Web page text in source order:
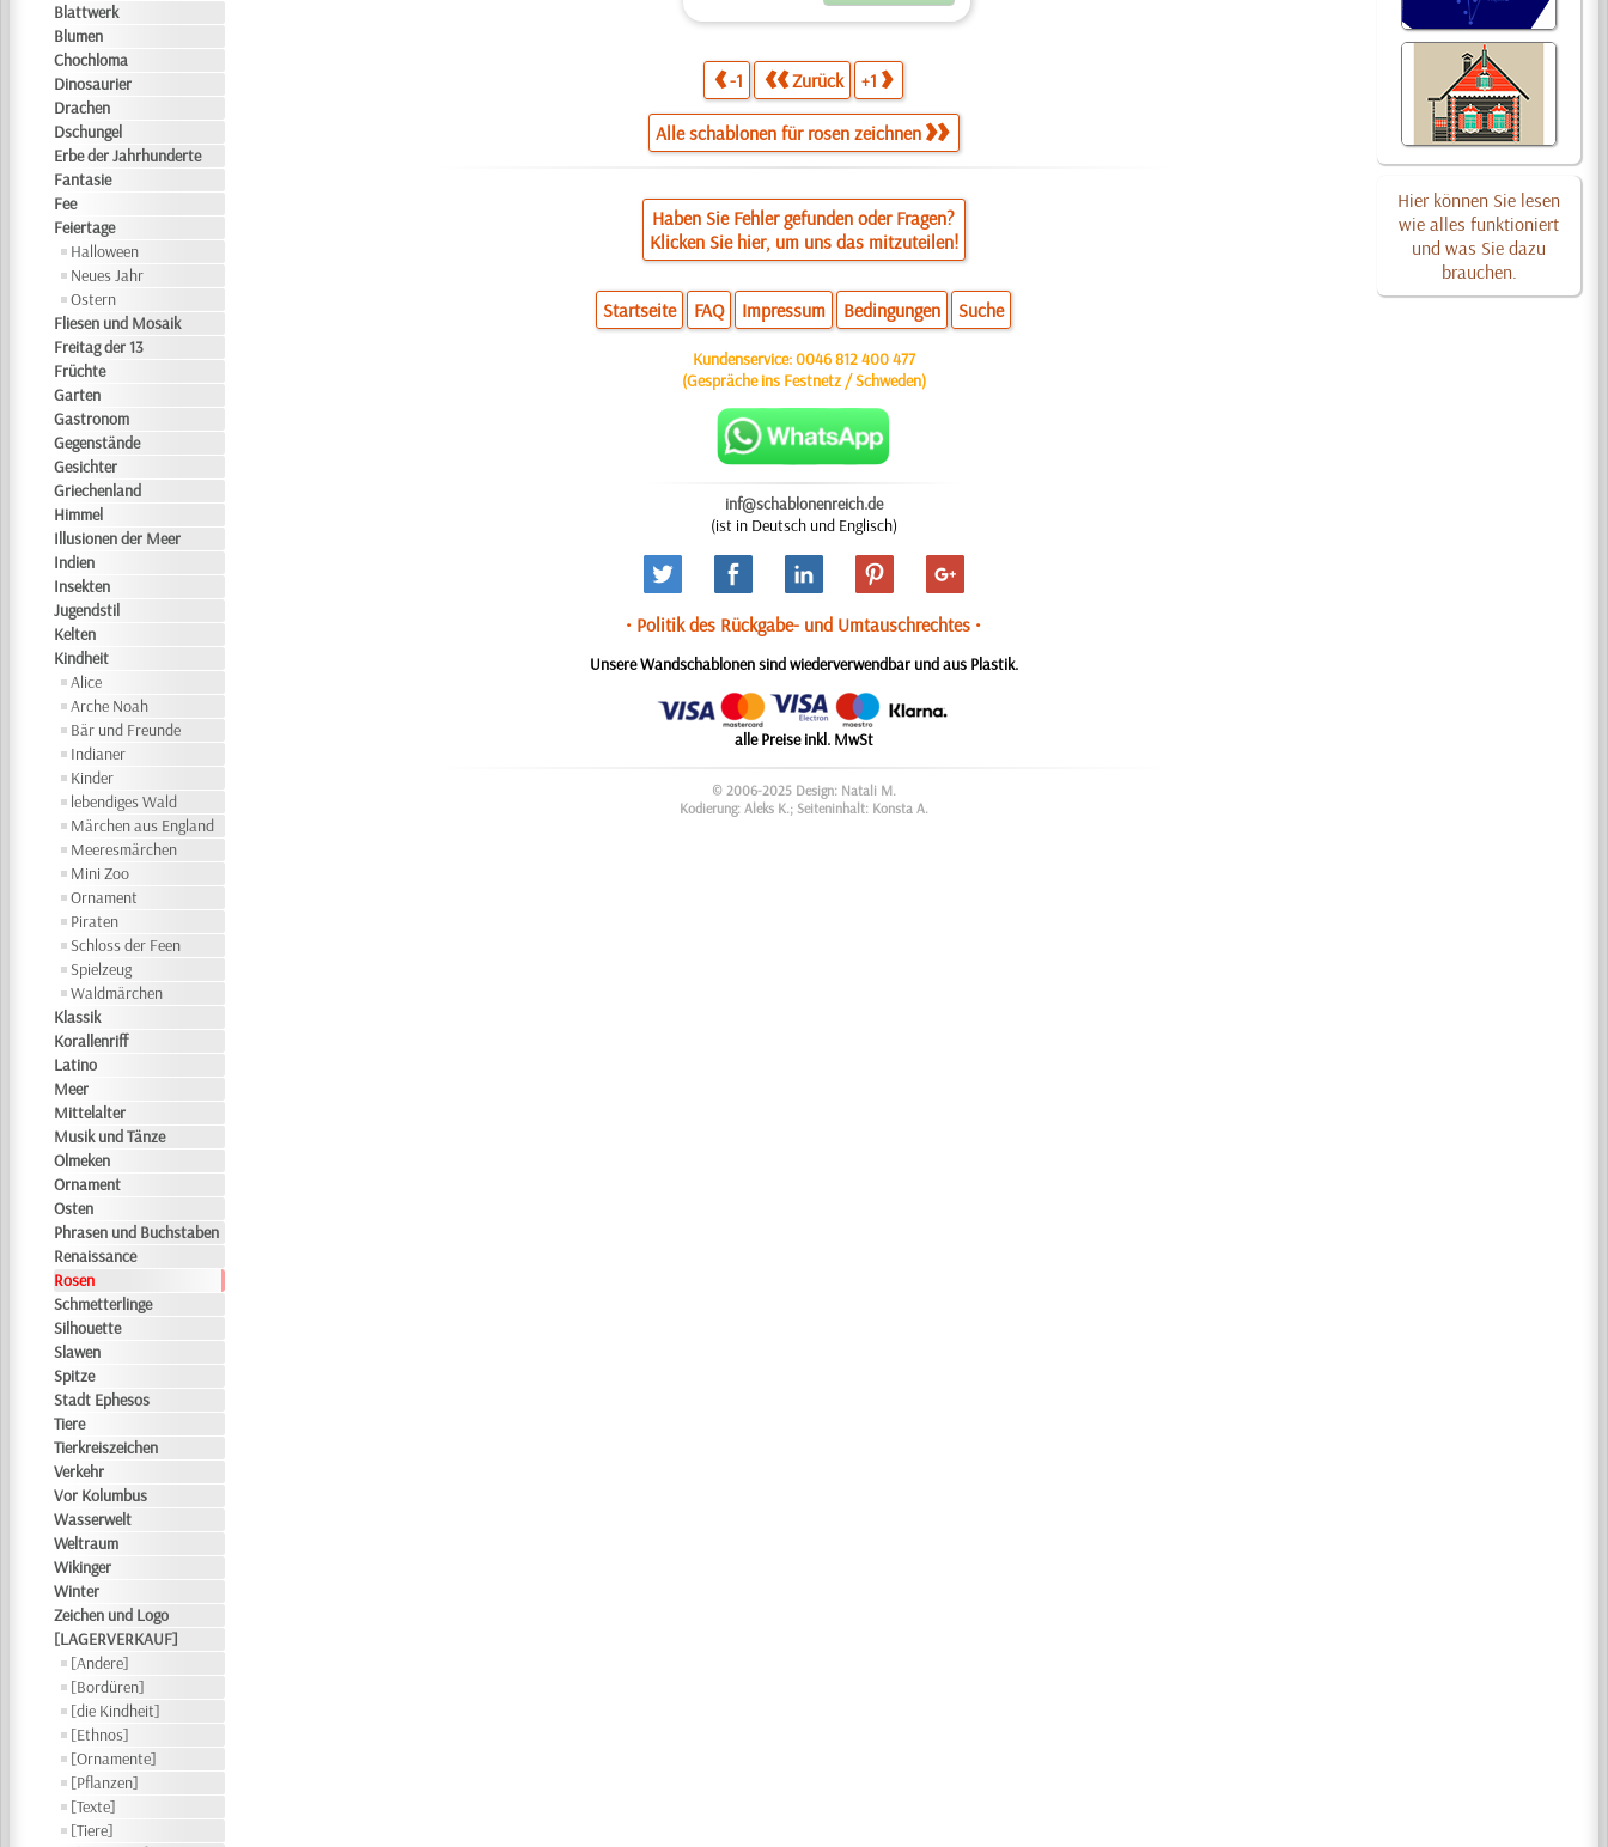
Blattwerk
Blumen
Chochloma
Dinosaurier
Drachen
Dschungel
Erbe der Jahrhunderte
Fantasie
Fee
Feiertage
Halloween
Neues Jahr
Ostern
Fliesen und Mosaik
Freitag der 13
Früchte
Garten
Gastronom
Gegenstände
Gesichter
Griechenland
Himmel
Illusionen der Meer
Indien
Insekten
Jugendstil
Kelten
Kindheit
Alice
Arche Noah
Bär und Freunde
Indianer
Kinder
lebendiges Wald
Märchen aus England
Meeresmärchen
Mini Zoo
Ornament
Piraten
Schloss der Feen
Spielzeug
Waldmärchen
Klassik
Korallenriff
Latino
Meer
Mittelalter
Musik und Tänze
Olmeken
Ornament
Osten
Phrasen und Buchstaben
Renaissance
Rosen
Schmetterlinge
Silhouette
Slawen
Spitze
Stadt Ephesos
Tiere
Tierkreiszeichen
Verkehr
Vor Kolumbus
Wasserwelt
Weltraum
Wikinger
Winter
Zeichen und Logo
[LAGERVERKAUF]
[Andere]
[Bordüren]
[die Kindheit]
[Ethnos]
[Ornamente]
[Pflanzen]
[Texte]
[Tiere]
Hier können Sie lesen
wie alles funktioniert
und was Sie dazu
brauchen.
-1 Zurück +1
Alle schablonen für rosen zeichnen
Haben Sie Fehler gefunden oder Fragen?
Klicken Sie hier, um uns das mitzuteilen!
Startseite FAQ Impressum Bedingungen Suche
Kundenservice:0046 812 400 477
(Gespräche ins Festnetz / Schweden)
inf@schablonenreich.de
(ist in Deutsch und Englisch)
• Politik des Rückgabe- und Umtauschrechtes •
Unsere Wandschablonen sind wiederverwendbar und aus Plastik.
alle Preise inkl. MwSt
© 2006-2025 Design: Natali M.
Kodierung: Aleks K.; Seiteninhalt: Konsta A.